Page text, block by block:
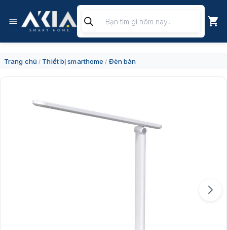
kiếm
sản
Trang chủ / Thiết bị smarthome / Đèn bàn